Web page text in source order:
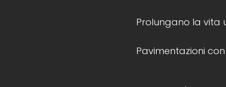
Prolungano la vita
Pavimentazioni